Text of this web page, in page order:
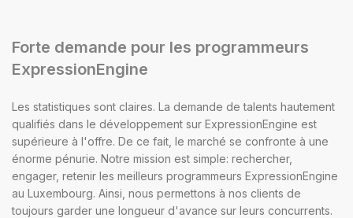
Forte demande pour les programmeurs
ExpressionEngine
Les statistiques sont claires. La demande de talents hautement
qualifiés dans le développement sur ExpressionEngine est
supérieure à l'offre. De ce fait, le marché se confronte à une
énorme pénurie. Notre mission est simple: rechercher,
engager, retenir les meilleurs programmeurs ExpressionEngine
au Luxembourg. Ainsi, nous permettons à nos clients de
toujours garder une longueur d'avance sur leurs concurrents.